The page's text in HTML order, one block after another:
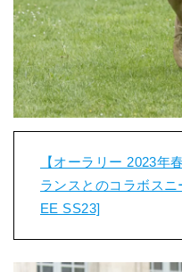
【オーラリー 2023年
ランスとのコラボス
EE SS23]